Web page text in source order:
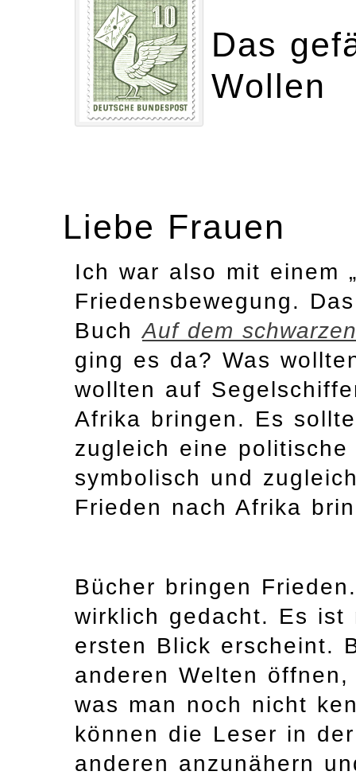
Das
Wollen
Liebe Frauen
Ich war also mit einem
Friedensbewegung.
BuchAuf dem
ging es da? Was
wollten auf
Afrika bringen. Es
zugleich eine
symbolisch und
Frieden nach Afrika
Bücher bringen
wirklich gedacht. Es
ersten Blick erscheint.
anderen Welten
was man noch nicht
können die Leser in
anderen anzunähern